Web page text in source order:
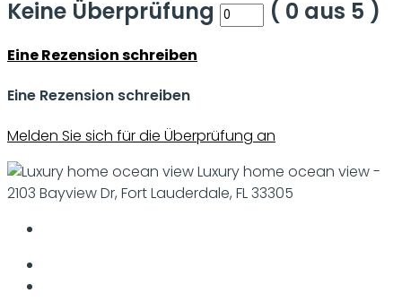
Keine Überprüfung ( 0 aus 5 )
Eine Rezension schreiben
Eine Rezension schreiben
Melden Sie sich für die Überprüfung an
Luxury home ocean view -
2103 Bayview Dr, Fort Lauderdale, FL 33305